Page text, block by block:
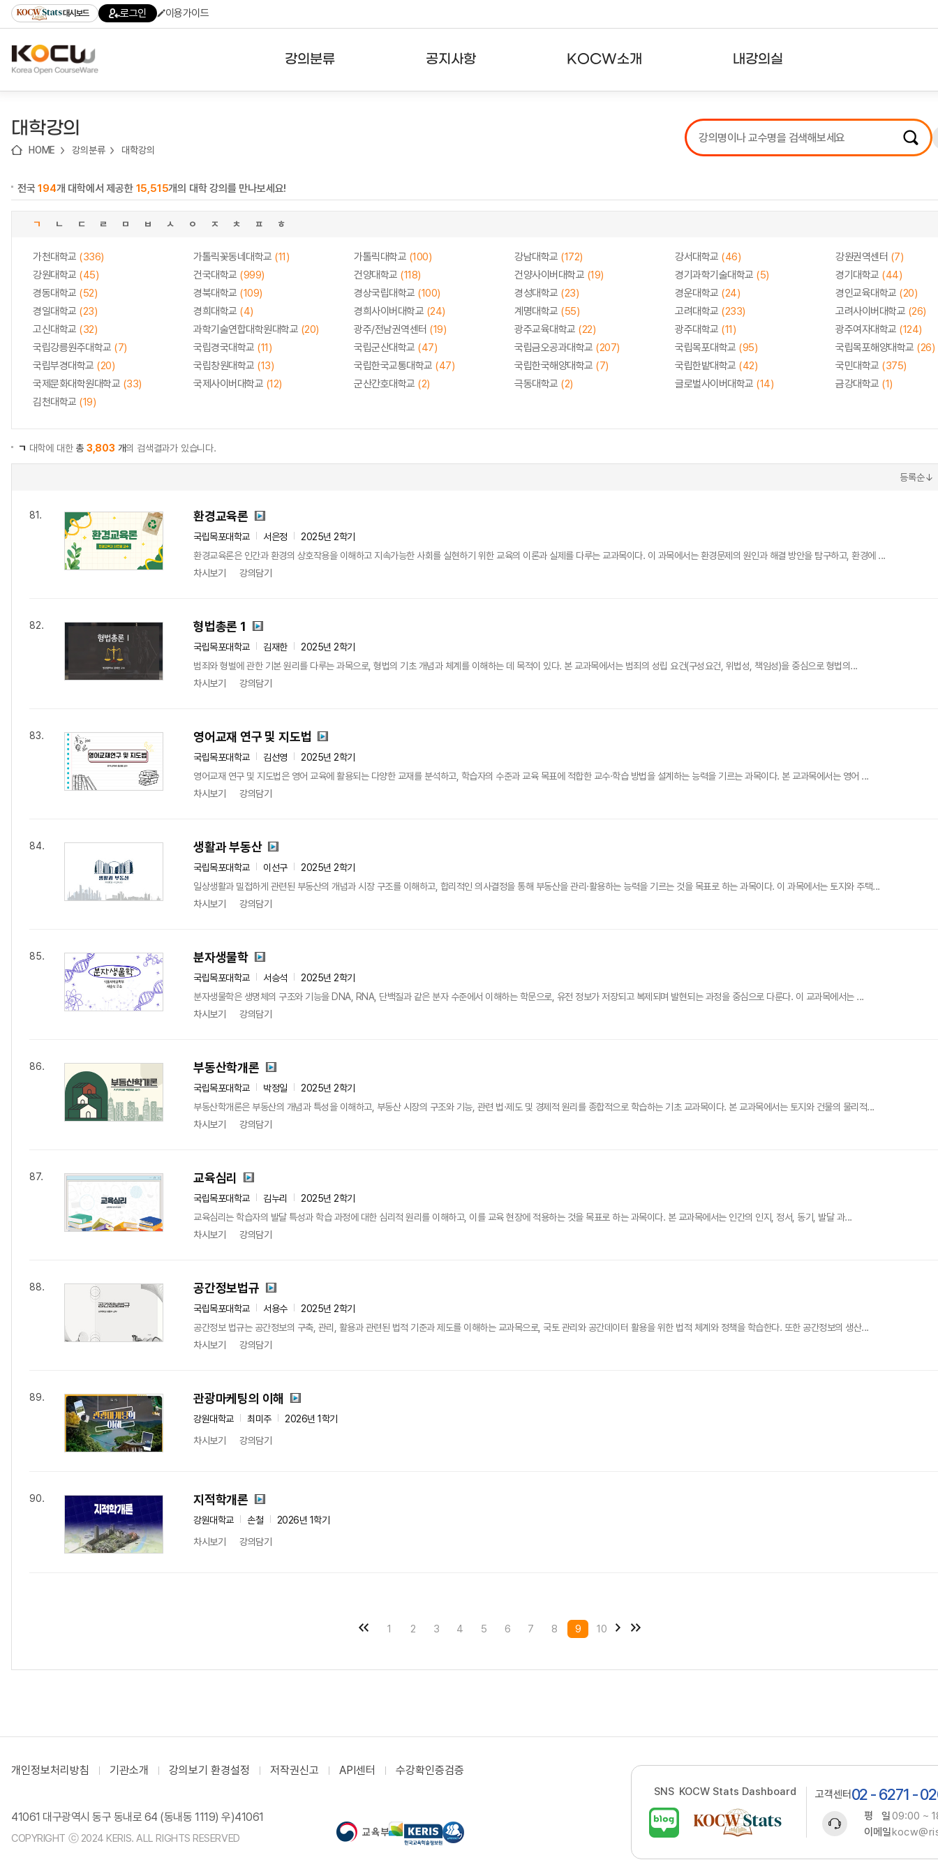
기
기
기
content)
가
대시보드 로그인 이용가이드
강의분류 공지사항 KOCW소개 내강의실
강의리스트
수강확인증강의
대학강의
HOME 강의분류 대학강의
전국194개 대학에서 제공한 15,515개의 대학 강의를 만나보세요!
ㄱ ㄴ ㄷ ㄹ ㅁ ㅂ ㅅ ㅇ ㅈ ㅊ ㅍ ㅎ
가천대학교 (336) 가톨릭꽃동네대학교 (11) 가톨릭대학교 (100) 강남대학교 (172) 강서대학교 (46) 강원권역센터 (7)
강원대학교 (45) 건국대학교 (999) 건양대학교 (118) 건양사이버대학교 (19) 경기과학기술대학교 (5) 경기대학교 (44)
경동대학교 (52) 경북대학교 (109) 경상국립대학교 (100) 경성대학교 (23) 경운대학교 (24) 경인교육대학교 (20)
경일대학교 (23) 경희대학교 (4) 경희사이버대학교 (24) 계명대학교 (55) 고려대학교 (233) 고려사이버대학교 (26)
고신대학교 (32) 과학기술연합대학원대학교 (20) 광주/전남권역센터 (19) 광주교육대학교 (22) 광주대학교 (11) 광주여자대학교 (124)
국립강릉원주대학교 (7) 국립경국대학교 (11) 국립군산대학교 (47) 국립금오공과대학교 (207) 국립목포대학교 (95) 국립목포해양대학교 (26)
국립부경대학교 (20) 국립창원대학교 (13) 국립한국교통대학교 (47) 국립한국해양대학교 (7) 국립한밭대학교 (42) 국민대학교 (375)
국제문화대학원대학교 (33) 국제사이버대학교 (12) 군산간호대학교 (2) 극동대학교 (2) 글로벌사이버대학교 (14) 금강대학교 (1)
김천대학교 (19)
ㄱ 대학에 대한총 3,803 개의 검색결과가 있습니다.
등록순↓
81. 환경교육론
국립목포대학교 서은정
2025년 2학기
환경교육론은 인간과 환경의 상호작용을 이해하고 지속가능한 사회를 실현하기 위한 교육의 이론과 실제를 다루는 교과목이다. 이 과목에서는 환경문제의 원인과 해결 방안을 탐구하고, 환경에 ...
차시보기
강의담기
82. 형법총론 1
국립목포대학교 김재한
2025년 2학기
범죄와 형벌에 관한 기본 원리를 다루는 과목으로, 형법의 기초 개념과 체계를 이해하는 데 목적이 있다. 본 교과목에서는 범죄의 성립 요건(구성요건, 위법성, 책임성)을 중심으로 형법의...
차시보기
강의담기
83. 영어교재 연구 및 지도법
국립목포대학교 김선영
2025년 2학기
영어교재 연구 및 지도법은 영어 교육에 활용되는 다양한 교재를 분석하고, 학습자의 수준과 교육 목표에 적합한 교수·학습 방법을 설계하는 능력을 기르는 과목이다. 본 교과목에서는 영어 ...
차시보기
강의담기
84. 생활과 부동산
국립목포대학교 이선구
2025년 2학기
일상생활과 밀접하게 관련된 부동산의 개념과 시장 구조를 이해하고, 합리적인 의사결정을 통해 부동산을 관리·활용하는 능력을 기르는 것을 목표로 하는 과목이다. 이 과목에서는 토지와 주택...
차시보기
강의담기
85. 분자생물학
국립목포대학교 서승석
2025년 2학기
분자생물학은 생명체의 구조와 기능을 DNA, RNA, 단백질과 같은 분자 수준에서 이해하는 학문으로, 유전 정보가 저장되고 복제되며 발현되는 과정을 중심으로 다룬다. 이 교과목에서는 ...
차시보기
강의담기
86. 부동산학개론
국립목포대학교 박정일
2025년 2학기
부동산학개론은 부동산의 개념과 특성을 이해하고, 부동산 시장의 구조와 기능, 관련 법·제도 및 경제적 원리를 종합적으로 학습하는 기초 교과목이다. 본 교과목에서는 토지와 건물의 물리적...
차시보기
강의담기
87. 교육심리
국립목포대학교 김누리
2025년 2학기
교육심리는 학습자의 발달 특성과 학습 과정에 대한 심리적 원리를 이해하고, 이를 교육 현장에 적용하는 것을 목표로 하는 과목이다. 본 교과목에서는 인간의 인지, 정서, 동기, 발달 과...
차시보기
강의담기
88. 공간정보법규
국립목포대학교 서용수
2025년 2학기
공간정보 법규는 공간정보의 구축, 관리, 활용과 관련된 법적 기준과 제도를 이해하는 교과목으로, 국토 관리와 공간데이터 활용을 위한 법적 체계와 정책을 학습한다. 또한 공간정보의 생산...
차시보기
강의담기
89. 관광마케팅의 이해
강원대학교 최미주
2026년 1학기
차시보기
강의담기
90. 지적학개론
강원대학교 손철
2026년 1학기
차시보기
강의담기
1 2 3 4 5 6 7 8 9 10
개인정보처리방침 기관소개 강의보기 환경설정 저작권신고 API센터 수강확인증검증
41061 대구광역시 동구 동내로 64 (동내동 1119) 우)41061
COPYRIGHT ⓒ 2024 KERIS. ALL RIGHTS RESERVED
SNS KOCW Stats Dashboard 고객센터 02 - 6271 -
평 일09:00 ~
이메일